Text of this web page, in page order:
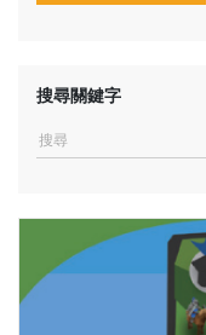
搜尋關鍵字